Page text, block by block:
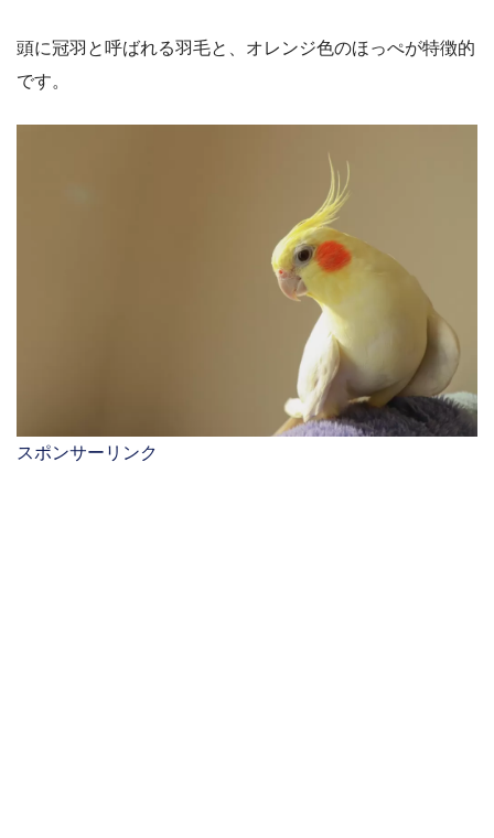
頭に冠羽と呼ばれる羽毛と、オレンジ色のほっぺが特徴的
です。
スポンサーリンク